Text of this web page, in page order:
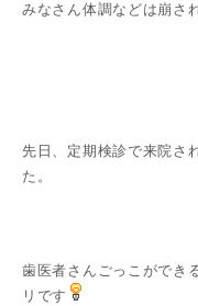
みなさん体調などは崩さ
先日、定期検診で来院さ
た。
歯医者さんごっこができ
リです